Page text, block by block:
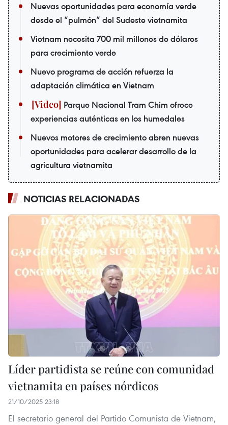
Nuevas oportunidades para economía verde
desde el “pulmón” del Sudeste vietnamita
Vietnam necesita 700 mil millones de dólares
para crecimiento verde
Nuevo programa de acción refuerza la
adaptación climática en Vietnam
Parque Nacional Tram Chim ofrece
experiencias auténticas en los humedales
Nuevos motores de crecimiento abren nuevas
oportunidades para acelerar desarrollo de la
agricultura vietnamita
NOTICIAS RELACIONADAS
Líder partidista se reúne con comunidad
vietnamita en países nórdicos
21/10/2025 23:18
El secretario general del Partido Comunista de Vietnam,